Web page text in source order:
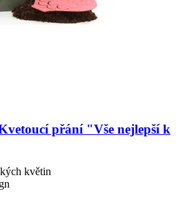
přání "Vše nejlepší k
květin